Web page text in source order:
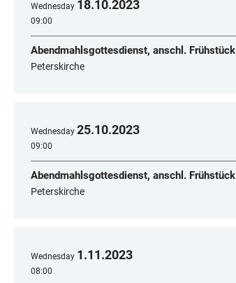
Wednesday 18.10.2023
09:00
Abendmahlsgottesdienst, anschl. Frühstück
Peterskirche
Wednesday 25.10.2023
09:00
Abendmahlsgottesdienst, anschl. Frühstück
Peterskirche
Wednesday 1.11.2023
08:00